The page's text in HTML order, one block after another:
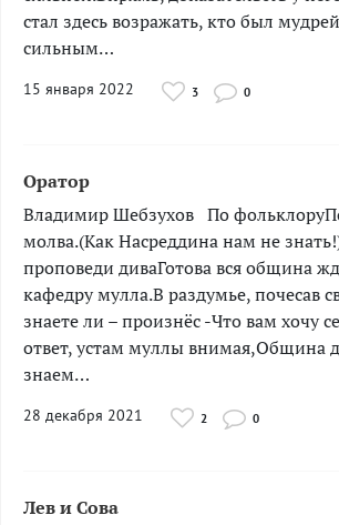
стал здесь возражать, кто был
сильным…
15 января 2022 3 0
Оратор
Владимир Шебзухов ­­­­По
молва.(Как Насреддина нам не
проповеди диваГотова вся община
кафедру мулла.В раздумье, почесав
знаете ли – произнёс -Что вам хочу
ответ, устам муллы внимая,Община
знаем…
28 декабря 2021 2 0
Лев и Сова